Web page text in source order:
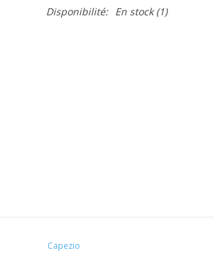
Disponibilité: En stock(1)
Capezio